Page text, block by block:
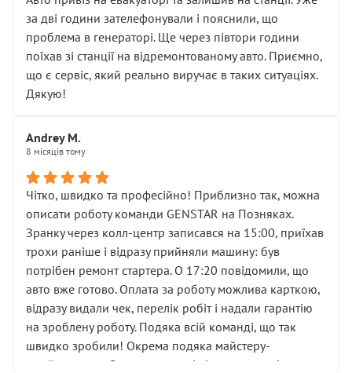
чіткого пояснення
( ну все зняли та доробили) дякую!
Окремий момент, який виглядає абсурдно:
мені заявили, що бачок гальмівної рідини потрібно
міняти разом із головним гальмівним циліндром у
Для людини, яка хоча б трохи розуміється на техніці,
це звучить як мінімум непрофесійно, а як максимум —
спроба продати дорогий вузол замість елементарних
ущільнювачів.
Що прикро — це не перший мій візит. Раніше міняв у
вас стартер, і тоді сервіс наче справив хороше
враження. Але згодом знайшов декілька гайок під
лобовим склом. Мені пояснили, що це “старі гайки, які
відкручували”, і попросили не хвилюватися. ( надіюсь
новий власник, не застяг в полі))
Але після нинішнього візиту такі дрібниці вже не
здаються дрібницями.
Я — клієнт, який працює на довірі, і саме її цей сервіс
за дві години зателефонували і пояснили, що
проблема в генераторі. Ще через півтори години
поїхав зі станції на відремонтованому авто. Приємно,
що є сервіс, який реально виручає в таких ситуаціях.
Дякую!
Andrey M.
8 місяців тому
Чітко, швидко та професійно! Приблизно так, можна
описати роботу команди GENSTAR на Позняках.
Зранку через колл-центр записався на 15:00, приїхав
трохи раніше і відразу прийняли машину: був
потрібен ремонт стартера. О 17:20 повідомили, що
авто вже готово. Оплата за роботу можлива карткою,
відразу видали чек, перелік робіт і надали гарантію
на зроблену роботу. Подяка всій команді, що так
швидко зробили! Окрема подяка майстеру-
приймальнику Олександру: всі чітко та по суті.